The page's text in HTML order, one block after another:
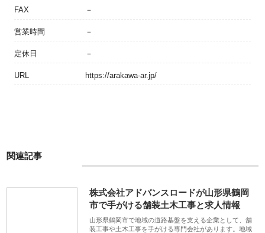
FAX －
営業時間 －
定休日 －
URL https://arakawa-ar.jp/
関連記事
株式会社アドバンスロードが山形県鶴岡
市で手がける舗装土木工事と求人情報
山形県鶴岡市で地域の道路基盤を支える企業として、舗
装工事や土木工事を手がける専門会社があります。地域